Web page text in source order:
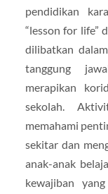
pendidikan
“lesson for life”
dilibatkan
tanggung
merapikan
sekolah.
memahami
sekitar dan
anak-anak
kewajiban